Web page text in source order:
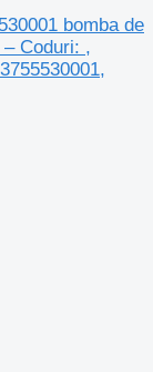
bomba de
Coduri: ,